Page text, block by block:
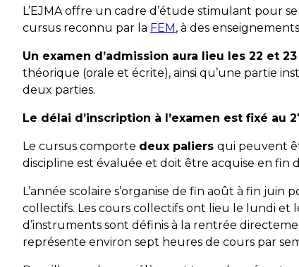
L’EJMA offre un cadre d’étude stimulant pour
cursus reconnu par la FEM, à des
Un examen d’admission aura lieu les 22 et
théorique (orale et écrite), ainsi qu’une partie
deux parties.
Le délai d’inscription à l’examen est fixé au
Le cursus comporte deux paliers qui peuvent
discipline est évaluée et doit être acquise en fin
L’année scolaire s’organise de fin août à fin
collectifs. Les cours collectifs ont lieu le lundi et
d’instruments sont définis à la rentrée
représente environ sept heures de cours par